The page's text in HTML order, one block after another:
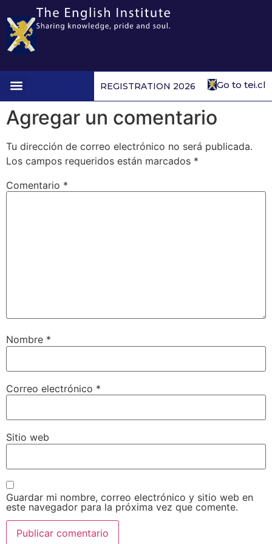
Go to tei.cl
REGISTRATION 2026
Agregar un comentario
Tu dirección de correo electrónico no será publicada.
Los campos requeridos están marcados *
Comentario *
Nombre *
Correo electrónico *
Sitio web
Guardar mi nombre, correo electrónico y sitio web en
este navegador para la próxima vez que comente.